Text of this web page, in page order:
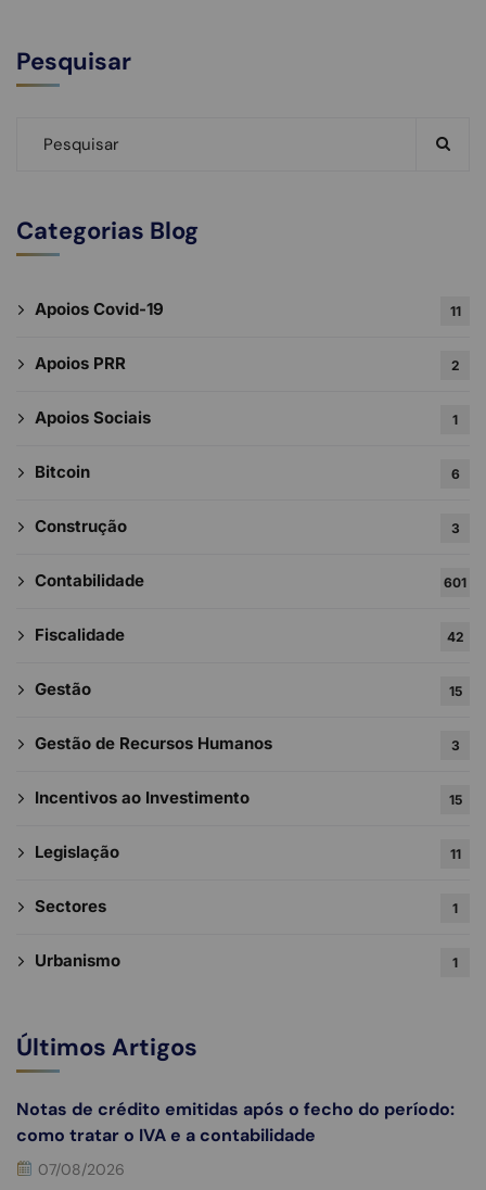
Pesquisar
Categorias Blog
Apoios Covid-19 11
Apoios PRR 2
Apoios Sociais 1
Bitcoin 6
Construção 3
Contabilidade 601
Fiscalidade 42
Gestão 15
Gestão de Recursos Humanos 3
Incentivos ao Investimento 15
Legislação 11
Sectores 1
Urbanismo 1
Últimos Artigos
Notas de crédito emitidas após o fecho do período:
como tratar o IVA e a contabilidade
07/08/2026